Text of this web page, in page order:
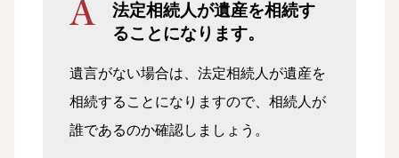
法定相続人が遺産を相続す
ることになります。
遺言がない場合は、法定相続人が遺産を
相続することになりますので、相続人が
誰であるのか確認しましょう。